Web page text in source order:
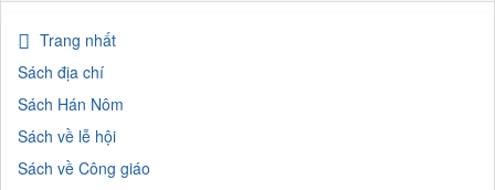
Trang nhất
Sách địa chí
Sách Hán Nôm
Sách về lễ hội
Sách về Công giáo